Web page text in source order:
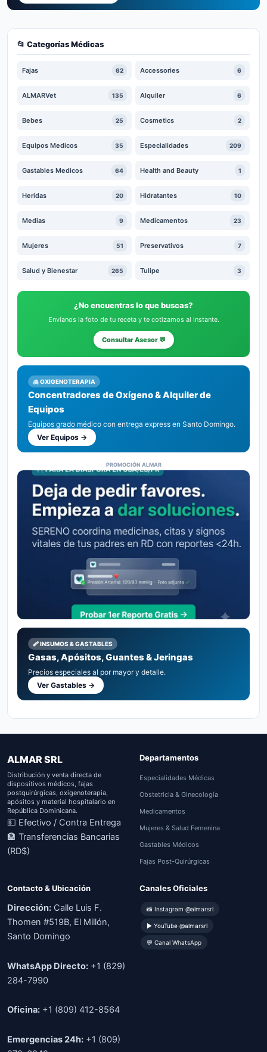
📂 Categorías Médicas
Fajas 62 Accessories 6
ALMARVet 135 Alquiler 6
Bebes 25 Cosmetics 2
Equipos Medicos 35 Especialidades 209
Gastables Medicos 64 Health and Beauty 1
Heridas 20 Hidratantes 10
Medias 9 Medicamentos 23
Mujeres 51 Preservativos 7
Salud y Bienestar 265 Tulipe 3
¿No encuentras lo que buscas?
Envíanos la foto de tu receta y te cotizamos al instante.
Consultar Asesor 💬
🫁 OXIGENOTERAPIA
Concentradores de Oxígeno & Alquiler de
Equipos
Equipos grado médico con entrega express en Santo Domingo.
Ver Equipos →
PROMOCIÓN ALMAR
🩹 INSUMOS & GASTABLES
Gasas, Apósitos, Guantes & Jeringas
Precios especiales al por mayor y detalle.
Ver Gastables →
ALMAR SRL
Distribución y venta directa de
dispositivos médicos, fajas
postquirúrgicas, oxigenoterapia,
apósitos y material hospitalario en
República Dominicana.
💵 Efectivo / Contra Entrega
🏦 Transferencias Bancarias
(RD$)
Departamentos
Especialidades Médicas
Obstetricia & Ginecología
Medicamentos
Mujeres & Salud Femenina
Gastables Médicos
Fajas Post-Quirúrgicas
Contacto & Ubicación
Dirección: Calle Luis F.
Thomen #519B, El Millón,
Santo Domingo
WhatsApp Directo: +1 (829)
284-7990
Oficina: +1 (809) 412-8564
Emergencias 24h: +1 (809)
Canales Oficiales
📸 Instagram @almarsrl
▶ YouTube @almarsrl
💬 Canal WhatsApp